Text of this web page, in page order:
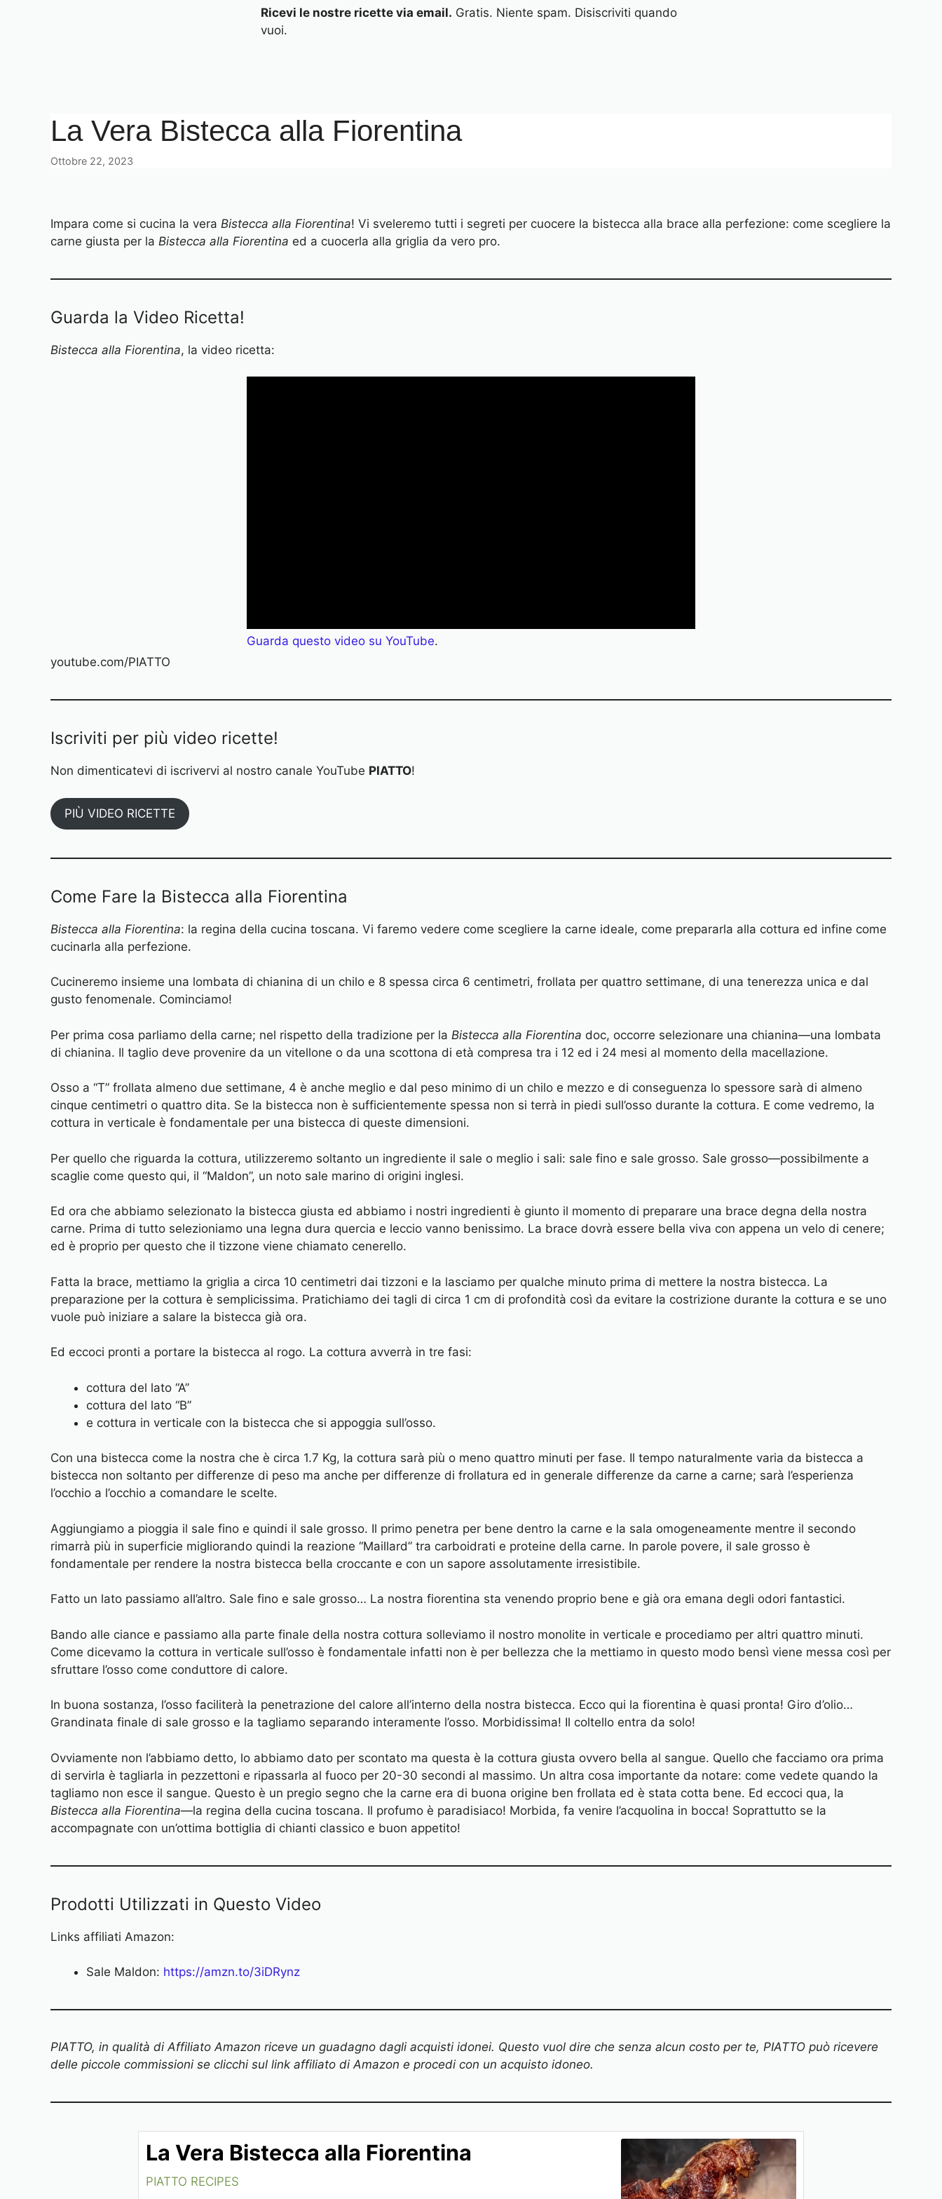
Ricevi le nostre ricette via email. Gratis. Niente spam. Disiscriviti quando
vuoi.
La Vera Bistecca alla Fiorentina
Ottobre 22, 2023
Impara come si cucina la vera Bistecca alla Fiorentina! Vi sveleremo tutti i segreti per cuocere la bistecca alla brace alla perfezione: come scegliere la
carne giusta per la Bistecca alla Fiorentina ed a cuocerla alla griglia da vero pro.
Guarda la Video Ricetta!
Bistecca alla Fiorentina, la video ricetta:
Guarda questo video su YouTube.
youtube.com/PIATTO
Iscriviti per più video ricette!
Non dimenticatevi di iscrivervi al nostro canale YouTube PIATTO!
PIÙ VIDEO RICETTE
Come Fare la Bistecca alla Fiorentina
Bistecca alla Fiorentina: la regina della cucina toscana. Vi faremo vedere come scegliere la carne ideale, come prepararla alla cottura ed infine come
cucinarla alla perfezione.
Cucineremo insieme una lombata di chianina di un chilo e 8 spessa circa 6 centimetri, frollata per quattro settimane, di una tenerezza unica e dal
gusto fenomenale. Cominciamo!
Per prima cosa parliamo della carne; nel rispetto della tradizione per la Bistecca alla Fiorentina doc, occorre selezionare una chianina—una lombata
di chianina. Il taglio deve provenire da un vitellone o da una scottona di età compresa tra i 12 ed i 24 mesi al momento della macellazione.
Osso a “T” frollata almeno due settimane, 4 è anche meglio e dal peso minimo di un chilo e mezzo e di conseguenza lo spessore sarà di almeno
cinque centimetri o quattro dita. Se la bistecca non è sufficientemente spessa non si terrà in piedi sull’osso durante la cottura. E come vedremo, la
cottura in verticale è fondamentale per una bistecca di queste dimensioni.
Per quello che riguarda la cottura, utilizzeremo soltanto un ingrediente il sale o meglio i sali: sale fino e sale grosso. Sale grosso—possibilmente a
scaglie come questo qui, il “Maldon”, un noto sale marino di origini inglesi.
Ed ora che abbiamo selezionato la bistecca giusta ed abbiamo i nostri ingredienti è giunto il momento di preparare una brace degna della nostra
carne. Prima di tutto selezioniamo una legna dura quercia e leccio vanno benissimo. La brace dovrà essere bella viva con appena un velo di cenere;
ed è proprio per questo che il tizzone viene chiamato cenerello.
Fatta la brace, mettiamo la griglia a circa 10 centimetri dai tizzoni e la lasciamo per qualche minuto prima di mettere la nostra bistecca. La
preparazione per la cottura è semplicissima. Pratichiamo dei tagli di circa 1 cm di profondità così da evitare la costrizione durante la cottura e se uno
vuole può iniziare a salare la bistecca già ora.
Ed eccoci pronti a portare la bistecca al rogo. La cottura avverrà in tre fasi:
cottura del lato “A”
cottura del lato “B”
e cottura in verticale con la bistecca che si appoggia sull’osso.
Con una bistecca come la nostra che è circa 1.7 Kg, la cottura sarà più o meno quattro minuti per fase. Il tempo naturalmente varia da bistecca a
bistecca non soltanto per differenze di peso ma anche per differenze di frollatura ed in generale differenze da carne a carne; sarà l’esperienza
l’occhio a l’occhio a comandare le scelte.
Aggiungiamo a pioggia il sale fino e quindi il sale grosso. Il primo penetra per bene dentro la carne e la sala omogeneamente mentre il secondo
rimarrà più in superficie migliorando quindi la reazione “Maillard” tra carboidrati e proteine della carne. In parole povere, il sale grosso è
fondamentale per rendere la nostra bistecca bella croccante e con un sapore assolutamente irresistibile.
Fatto un lato passiamo all’altro. Sale fino e sale grosso… La nostra fiorentina sta venendo proprio bene e già ora emana degli odori fantastici.
Bando alle ciance e passiamo alla parte finale della nostra cottura solleviamo il nostro monolite in verticale e procediamo per altri quattro minuti.
Come dicevamo la cottura in verticale sull’osso è fondamentale infatti non è per bellezza che la mettiamo in questo modo bensì viene messa così per
sfruttare l’osso come conduttore di calore.
In buona sostanza, l’osso faciliterà la penetrazione del calore all’interno della nostra bistecca. Ecco qui la fiorentina è quasi pronta! Giro d’olio…
Grandinata finale di sale grosso e la tagliamo separando interamente l’osso. Morbidissima! Il coltello entra da solo!
Ovviamente non l’abbiamo detto, lo abbiamo dato per scontato ma questa è la cottura giusta ovvero bella al sangue. Quello che facciamo ora prima
di servirla è tagliarla in pezzettoni e ripassarla al fuoco per 20-30 secondi al massimo. Un altra cosa importante da notare: come vedete quando la
tagliamo non esce il sangue. Questo è un pregio segno che la carne era di buona origine ben frollata ed è stata cotta bene. Ed eccoci qua, la
Bistecca alla Fiorentina—la regina della cucina toscana. Il profumo è paradisiaco! Morbida, fa venire l’acquolina in bocca! Soprattutto se la
accompagnate con un’ottima bottiglia di chianti classico e buon appetito!
Prodotti Utilizzati in Questo Video
Links affiliati Amazon:
Sale Maldon: https://amzn.to/3iDRynz
PIATTO, in qualità di Affiliato Amazon riceve un guadagno dagli acquisti idonei. Questo vuol dire che senza alcun costo per te, PIATTO può ricevere
delle piccole commissioni se clicchi sul link affiliato di Amazon e procedi con un acquisto idoneo.
La Vera Bistecca alla Fiorentina
PIATTO RECIPES